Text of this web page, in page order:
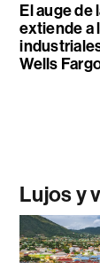
El auge de
extiende a
Wells
Lujos y